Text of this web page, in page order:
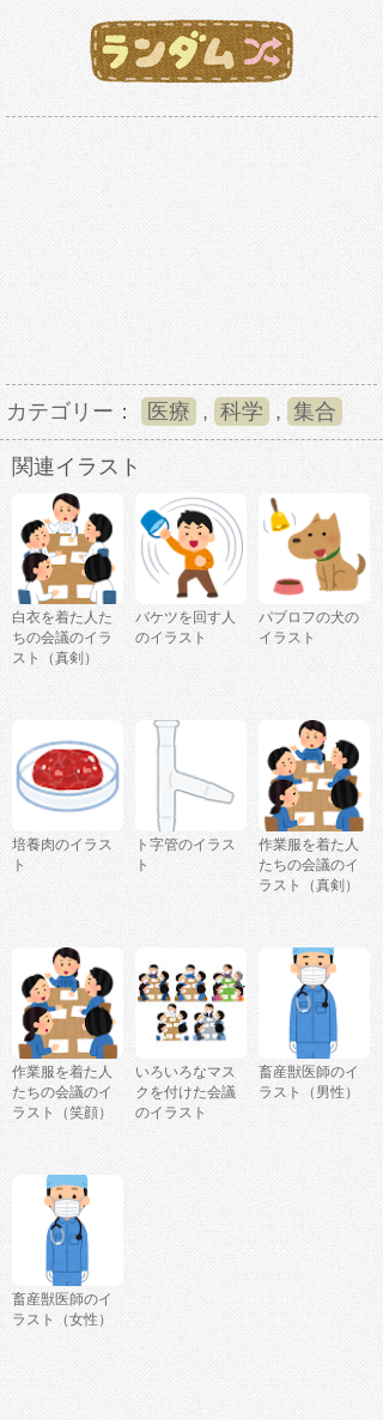
カテゴリー： 医療 , 科学 , 集合
関連イラスト
白衣を着た人た
ちの会議のイラ
スト（真剣）
バケツを回す人
のイラスト
パブロフの犬の
イラスト
培養肉のイラス
ト
ト字管のイラス
ト
作業服を着た人
たちの会議のイ
ラスト（真剣）
作業服を着た人
たちの会議のイ
ラスト（笑顔）
いろいろなマス
クを付けた会議
のイラスト
畜産獣医師のイ
ラスト（男性）
畜産獣医師のイ
ラスト（女性）